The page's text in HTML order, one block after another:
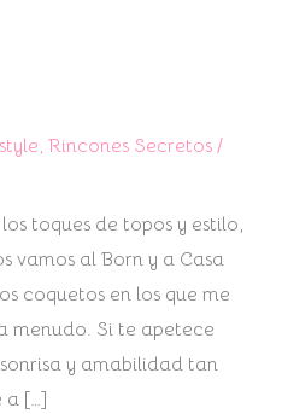
, Rincones Secretos/
toques de topos y estilo,
vamos al Born y a Casa
coquetos en los que me
menudo. Si te apetece
y amabilidad tan
a […]